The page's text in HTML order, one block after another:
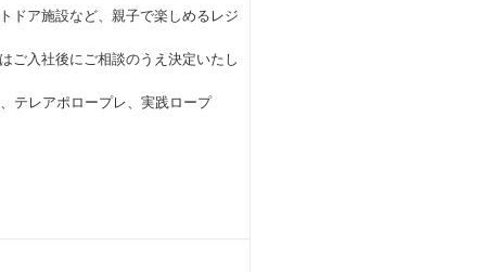
ドア施設など、親子で楽しめるレジ
ご入社後にご相談のうえ決定いたし
テレアポロープレ、実践ロープ